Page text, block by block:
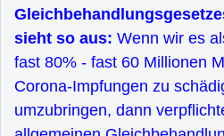
sieht so aus: Wenn wir es
fast 80% - fast 60 Millionen
Corona-Impfungen zu
umzubringen, dann